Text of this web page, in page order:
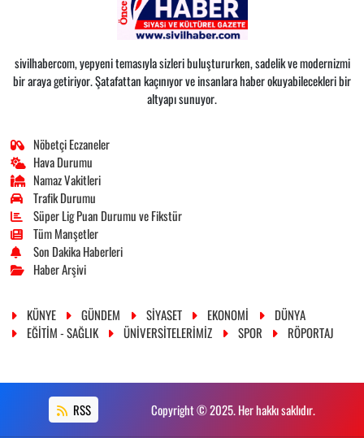
sivilhabercom, yepyeni temasıyla sizleri buluştururken, sadelik ve modernizmi
bir araya getiriyor. Şatafattan kaçınıyor ve insanlara haber okuyabilecekleri bir
altyapı sunuyor.
Nöbetçi Eczaneler
Hava Durumu
Namaz Vakitleri
Trafik Durumu
Süper Lig Puan Durumu ve Fikstür
Tüm Manşetler
Son Dakika Haberleri
Haber Arşivi
KÜNYE GÜNDEM SİYASET EKONOMİ
DÜNYA
EĞİTİM - SAĞLIK
ÜNİVERSİTELERİMİZ SPOR RÖPORTAJ
RSS Copyright © 2025. Her hakkı saklıdır.